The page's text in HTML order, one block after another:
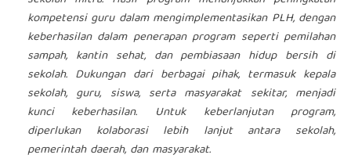
kompetensi guru dalam mengimplementasikan PLH, dengan
keberhasilan dalam penerapan program seperti pemilahan
sampah, kantin sehat, dan pembiasaan hidup bersih di
sekolah. Dukungan dari berbagai pihak, termasuk kepala
sekolah, guru, siswa, serta masyarakat sekitar, menjadi
kunci keberhasilan. Untuk keberlanjutan program,
diperlukan kolaborasi lebih lanjut antara sekolah,
pemerintah daerah, dan masyarakat.